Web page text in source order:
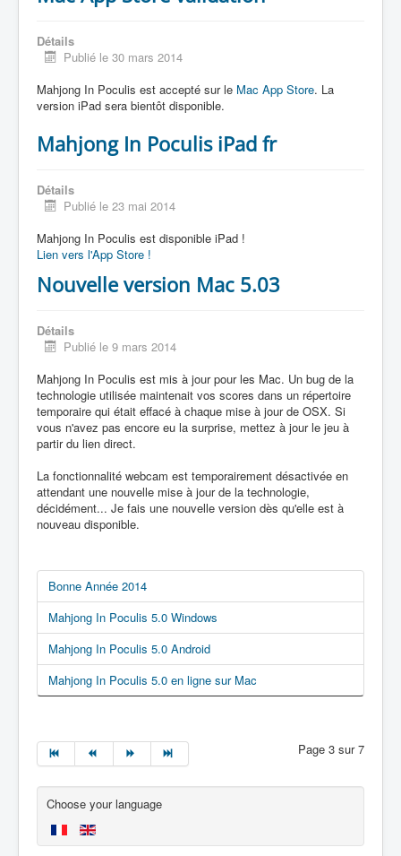
Détails
Publié le 30 mars 2014
Mahjong In Poculis est accepté sur le Mac App Store. La
version iPad sera bientôt disponible.
Mahjong In Poculis iPad fr
Détails
Publié le 23 mai 2014
Mahjong In Poculis est disponible iPad !
Lien vers l'App Store !
Nouvelle version Mac 5.03
Détails
Publié le 9 mars 2014
Mahjong In Poculis est mis à jour pour les Mac. Un bug de la
technologie utilisée maintenait vos scores dans un répertoire
temporaire qui était effacé à chaque mise à jour de OSX. Si
vous n'avez pas encore eu la surprise, mettez à jour le jeu à
partir du lien direct.
La fonctionnalité webcam est temporairement désactivée en
attendant une nouvelle mise à jour de la technologie,
décidément... Je fais une nouvelle version dès qu'elle est à
nouveau disponible.
Bonne Année 2014
Mahjong In Poculis 5.0 Windows
Mahjong In Poculis 5.0 Android
Mahjong In Poculis 5.0 en ligne sur Mac
Page 3 sur 7
Choose your language